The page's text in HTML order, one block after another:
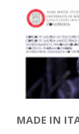
MADE IN